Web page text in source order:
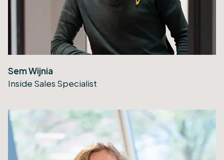
Sem Wijnia
Inside Sales Specialist